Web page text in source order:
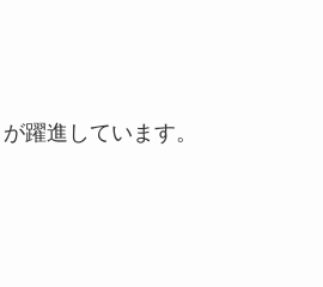
が躍進しています。